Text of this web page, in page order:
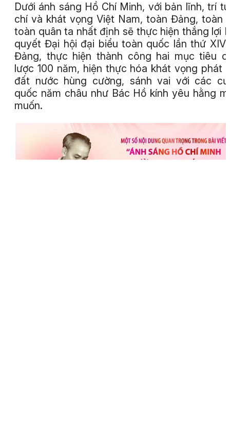
Dưới ánh sáng Hồ Chí Minh, với bản lĩnh, trí
chí và khát vọng Việt Nam, toàn Đảng, toàn
toàn quân ta nhất định sẽ thực hiện thắng lợi
quyết Đại hội đại biểu toàn quốc lần thứ XIV
Đảng, thực hiện thành công hai mục tiêu
lược 100 năm, hiện thực hóa khát vọng phát
đất nước hùng cường, sánh vai với các
quốc năm châu như Bác Hồ kính yêu hằng
muốn.